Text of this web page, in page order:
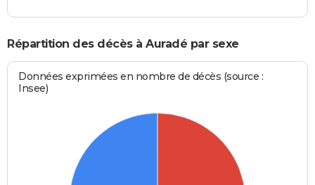
Répartition des décès à Auradé par sexe
Données exprimées en nombre de décès (source :
Insee)